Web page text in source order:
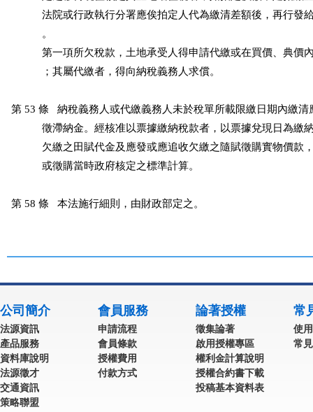
法院或行政執行分署應俟拍定人代為繳清差額後，再行發
           。
第一項所欠稅款，土地承受人得申請代繳或在買價、典價
           ；其屬代繳者，得向納稅義務人求償。
第 53 條   納稅義務人或代繳義務人未於稅單所載限繳日期內繳清
徵滯納金。經核准以票據繳納稅款者，以票據兌現日為繳
欠繳之田賦代金及應發或應追收欠繳之隨賦徵購實物價款
           或徵購當時政府核定之標準計算。
第 58 條   本法施行細則，由財政部定之。
公司簡介
法源資訊
產品服務
資料庫說明
法源徵才
交通資訊
策略聯盟
會員服務
申請流程
會員條款
授權費用
付款方式
論著授權
徵集論著
啟用授權專區
權利金計算說明
授權合約書下載
投稿基本資料表
常
使
常